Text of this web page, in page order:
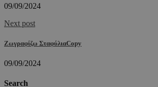
09/09/2024
Next post
Ζωγραφίζω ΣταφύλιαCopy
09/09/2024
Search